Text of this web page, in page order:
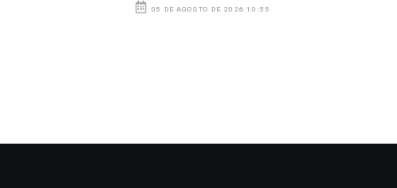
05 DE AGOSTO DE 2026 10:55